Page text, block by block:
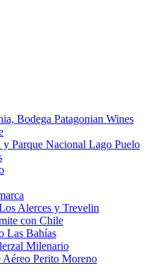
Bodega Patagonian Wines
Parque Nacional Lago Puelo
Alerces y Trevelin
con Chile
Las Bahías
Milenario
Aéreo Perito Moreno